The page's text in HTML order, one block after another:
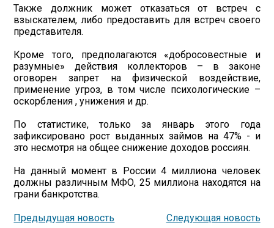
Также должник может отказаться от встреч с
взыскателем, либо предоставить для встреч своего
представителя.
Кроме того, предполагаются «добросовестные и
разумные» действия коллекторов – в законе
оговорен запрет на физической воздействие,
применение угроз, в том числе психологические –
оскорбления , унижения и др.
По статистике, только за январь этого года
зафиксировано рост выданных займов на 47% - и
это несмотря на общее снижение доходов россиян.
На данный момент в России 4 миллиона человек
должны различным МФО, 25 миллиона находятся на
грани банкротства.
Предыдущая новость Следующая новость